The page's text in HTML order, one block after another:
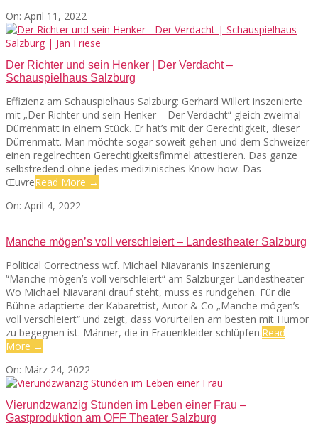
2022-
04-
11
On: April 11, 2022
Der Richter und sein Henker | Der Verdacht –
Schauspielhaus Salzburg
Effizienz am Schauspielhaus Salzburg: Gerhard Willert inszenierte
mit „Der Richter und sein Henker – Der Verdacht“ gleich zweimal
Dürrenmatt in einem Stück. Er hat’s mit der Gerechtigkeit, dieser
Dürrenmatt. Man möchte sogar soweit gehen und dem Schweizer
einen regelrechten Gerechtigkeitsfimmel attestieren. Das ganze
selbstredend ohne jedes medizinisches Know-how. Das
ŒuvreRead More →
2022-
On: April 4, 2022
Manche mögen’s voll verschleiert – Landestheater Salzburg
Political Correctness wtf. Michael Niavaranis Inszenierung
“Manche mögen’s voll verschleiert“ am Salzburger Landestheater
Wo Michael Niavarani drauf steht, muss es rundgehen. Für die
Bühne adaptierte der Kabarettist, Autor & Co „Manche mögen’s
voll verschleiert“ und zeigt, dass Vorurteilen am besten mit Humor
zu begegnen ist. Männer, die in Frauenkleider schlüpfen.Read
More →
2022-
03-
On: März 24, 2022
Vierundzwanzig Stunden im Leben einer Frau –
Gastproduktion am OFF Theater Salzburg